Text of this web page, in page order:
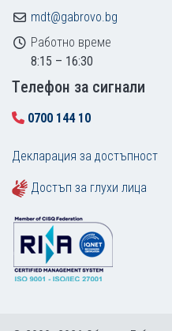
mdt@gabrovo.bg
Работно време
8:15 – 16:30
Tелефон за сигнали
0700 144 10
Декларация за достъпност
Достъп за глухи лица